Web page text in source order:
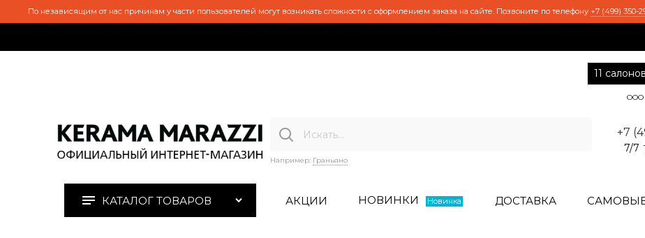
По независящим от нас причинам у части пользователей могут возникать сложности с оформлением заказа на сайте. Позвоните по телефону +7 (499) 350-
11
ООО
Например: Граньяно
+7
7/7
КАТАЛОГ ТОВАРОВ АКЦИИ НОВИНКИ Новинка ДОСТАВКА